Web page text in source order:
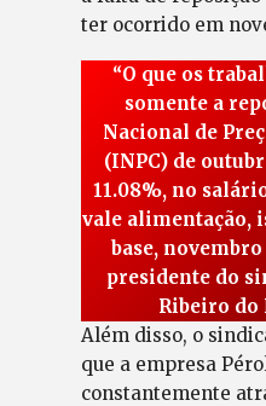
ter ocorrido em
“O que os
somente a
Nacional de
(INPC) de
11.08%, no
vale alimentação,
base, novembro
presidente do
Ribeiro do
Além disso, o
que a empresa
constantemente